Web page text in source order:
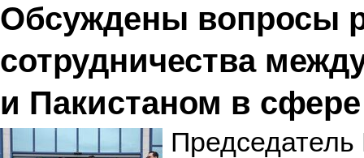
Обсуждены вопросы
сотрудничества
и Пакистаном в
Председатель